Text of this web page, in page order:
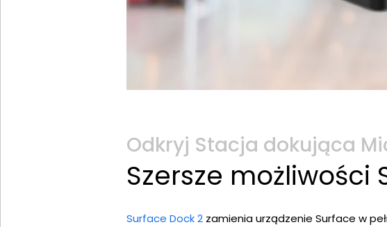
Odkryj Stacja dokująca
Szersze możliwości
Surface Dock 2 zamienia urządzenie Surface w